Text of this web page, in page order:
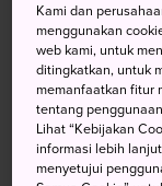
Dapatkan Info Transit
KATA KUNCI
Kami dan
menggunakan
web kami, untuk
ditingkatkan, untuk
memanfaatkan fitur
tentang
Lihat “Kebijakan
informasi lebih
menyetujui